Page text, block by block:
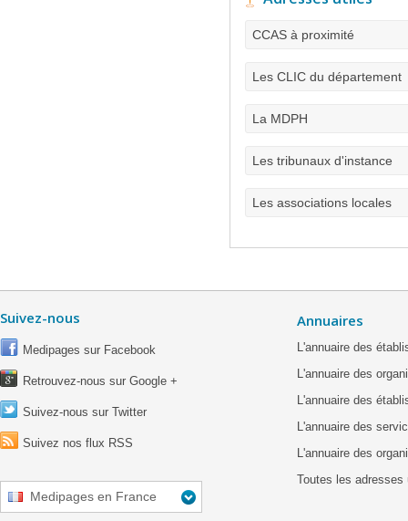
CCAS à proximité
Les CLIC du département
La MDPH
Les tribunaux d'instance
Les associations locales
Suivez-nous
Medipages sur Facebook
Retrouvez-nous sur Google +
Suivez-nous sur Twitter
Suivez nos flux RSS
Medipages en France
Annuaires
L'annuaire des
L'annuaire des
L'annuaire des
L'annuaire des
L'annuaire des
Toutes les adresses